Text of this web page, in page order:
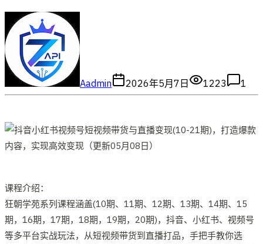
Aadmin 2026年5月7日 1223 1
课程介绍：
狂朝学苑系列课程涵盖(10期、11期、12期、13期、14期、15
期，16期，17期，18期，19期，20期)，抖音、小红书、视频号
等多平台实战玩法，从短视频带货到直播打品，手把手教你选